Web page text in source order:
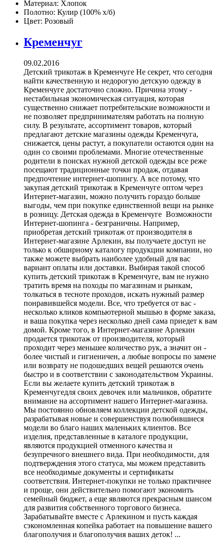
Материал: Хлопок
Полотно: Кулир (100% х/б)
Цвет: Розовый
Кременчуг
09.02.2016
Детский трикотаж в Кременчуге Не секрет, что сегодня
найти качественную и недорогую детскую одежду в
Кременчуге достаточно сложно. Причина этому -
нестабильная экономическая ситуация, которая
существенно снижает потребительские возможности и
не позволяет предпринимателям работать на полную
силу. В результате, ассортимент товаров, который
предлагают детские магазины одежды Кременчуга,
снижается, цены растут, а покупатели остаются один на
один со своими проблемами. Многие отечественные
родители в поисках нужной детской одежды все реже
посещают традиционные точки продаж, отдавая
предпочтение интернет-шопингу. А все потому, что
закупая детский трикотаж в Кременчуге оптом через
Интернет-магазин, можно получить гораздо больше
выгоды, чем при покупке единственной вещи на рынке
в розницу. Детская одежда в Кременчуге Возможности
Интернет-шопинга - безграничны. Например,
приобретая детский трикотаж от производителя в
Интернет-магазине Арлекин, вы получаете доступ не
только к обширному каталогу продукции компании, но
также можете выбрать наиболее удобный для вас
вариант оплаты или доставки. Выбирая такой способ
купить детский трикотаж в Кременчуге, вам не нужно
тратить время на походы по магазинам и рынкам,
толкаться в тесноте проходов, искать нужный размер
понравившейся модели. Все, что требуется от вас -
несколько кликов компьютерной мышью в форме заказа,
и ваша покупка через несколько дней сама приедет к вам
домой. Кроме того, в Интернет-магазине Арлекин
продается трикотаж от производителя, который
проходит через меньшее количество рук, а значит он -
более чистый и гигиеничен, а любые вопросы по замене
или возврату не подошедших вещей решаются очень
быстро и в соответствии с законодательством Украины.
Если вы желаете купить детский трикотаж в
Кременчугедля своих девочек или мальчиков, обратите
внимание на ассортимент нашего Интернет-магазина.
Мы постоянно обновляем коллекции детской одежды,
разрабатывая новые и совершенствуя полюбившиеся
модели во благо наших маленьких клиентов. Все
изделия, представленные в каталоге продукции,
являются продукцией отменного качества и
безупречного внешнего вида. При необходимости, для
подтверждения этого статуса, мы можем представить
все необходимые документы и сертификаты
соответствия. Интернет-покупки не только практичнее
и проще, они действительно помогают экономить
семейный бюджет, а еще являются прекрасным шансом
для развития собственного торгового бизнеса.
Зарабатывайте вместе с Арлекином и пусть каждая
сэкономленная копейка работает на повышение вашего
благополучия и благополучия ваших деток! ...